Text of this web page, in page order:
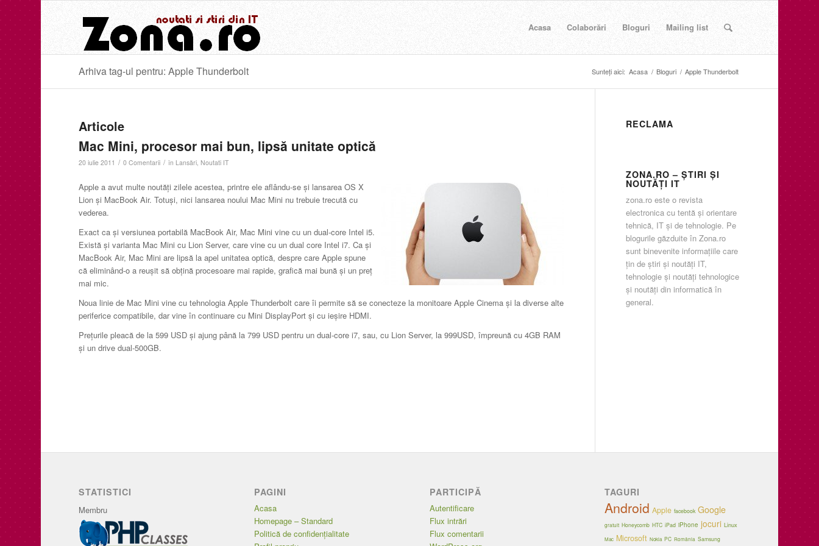
Acasa Colaborări Bloguri Mailing list
Arhiva tag-ul pentru: Apple Thunderbolt Sunteți aici: Acasa / Bloguri / Apple Thunderbolt
Articole
Mac Mini, procesor mai bun, lipsă unitate optică
20 iulie 2011 / 0 Comentarii / în Lansări, Noutati IT
Apple a avut multe noutăţi zilele acestea, printre ele aflându-se şi lansarea OS X
Lion şi MacBook Air. Totuşi, nici lansarea noului Mac Mini nu trebuie trecută cu
vederea.
Exact ca şi versiunea portabilă MacBook Air, Mac Mini vine cu un dual-core Intel i5.
Există şi varianta Mac Mini cu Lion Server, care vine cu un dual core Intel i7. Ca şi
MacBook Air, Mac Mini are lipsă la apel unitatea optică, despre care Apple spune
că eliminând-o a reuşit să obţină procesoare mai rapide, grafică mai bună şi un preţ
mai mic.
Noua linie de Mac Mini vine cu tehnologia Apple Thunderbolt care îi permite să se conecteze la monitoare Apple Cinema şi la diverse alte
periferice compatibile, dar vine în continuare cu Mini DisplayPort şi cu ieşire HDMI.
Preţurile pleacă de la 599 USD şi ajung până la 799 USD pentru un dual-core i7, sau, cu Lion Server, la 999USD, împreună cu 4GB RAM
şi un drive dual-500GB.
RECLAMA
ZONA.RO – ŞTIRI ŞI
NOUTĂŢI IT
zona.ro este o revista
electronica cu tentă şi orientare
tehnică, IT şi de tehnologie. Pe
blogurile găzduite în Zona.ro
sunt binevenite informaţiile care
ţin de ştiri şi noutăţi IT,
tehnologie şi noutăţi tehnologice
şi noutăţi din informatică în
general.
STATISTICI
Membru
PAGINI
Acasa
Homepage – Standard
Politică de confidențialitate
PARTICIPĂ
Autentificare
Flux intrări
Flux comentarii
TAGURI
Android Apple facebook Google
gratuit Honeycomb HTC iPad iPhone jocuri Linux
Mac Microsoft Nokia PC România Samsung